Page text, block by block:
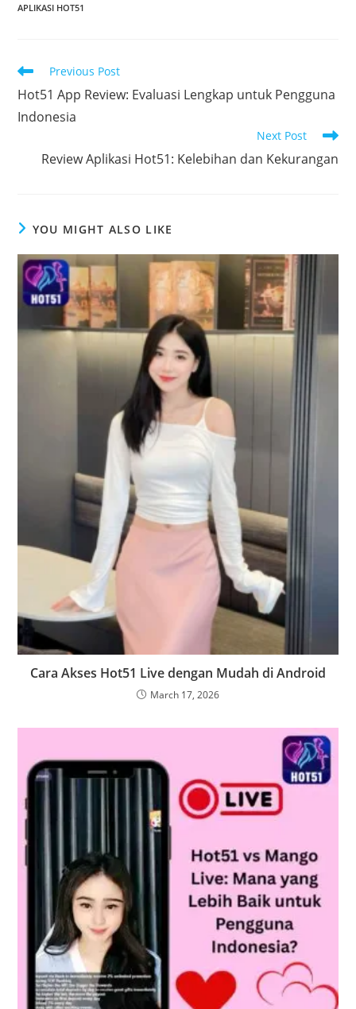
APLIKASI HOT51
Read
articles
Previous Post
Hot51 App Review: Evaluasi Lengkap untuk Pengguna
Indonesia
Next Post
Review Aplikasi Hot51: Kelebihan dan Kekurangan
YOU MIGHT ALSO LIKE
Cara Akses Hot51 Live dengan Mudah di Android
March 17, 2026